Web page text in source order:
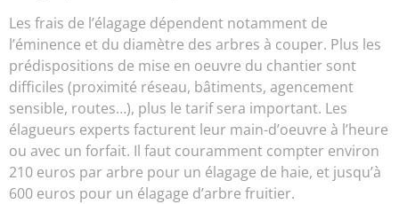
Les frais de l’élagage dépendent notamment de
l’éminence et du diamètre des arbres à couper. Plus les
prédispositions de mise en oeuvre du chantier sont
difficiles (proximité réseau, bâtiments, agencement
sensible, routes…), plus le tarif sera important. Les
élagueurs experts facturent leur main-d’oeuvre à l’heure
ou avec un forfait. Il faut couramment compter environ
210 euros par arbre pour un élagage de haie, et jusqu’à
600 euros pour un élagage d’arbre fruitier.